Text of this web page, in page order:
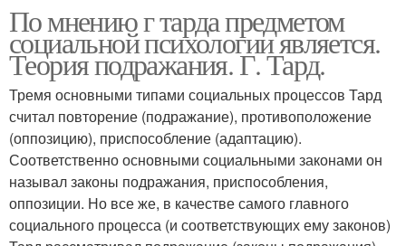
По мнению г тарда предметом
социальной психологии является.
Теория подражания. Г. Тард.
Тремя основными типами социальных процессов Тард
считал повторение (подражание), противоположение
(оппозицию), приспособление (адаптацию).
Соответственно основными социальными законами он
называл законы подражания, приспособления,
оппозиции. Но все же, в качестве самого главного
социального процесса (и соответствующих ему законов)